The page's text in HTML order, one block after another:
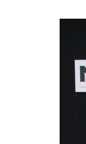
Larger